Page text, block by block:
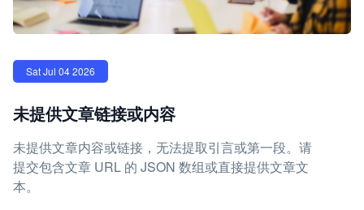
Sat Jul 04 2026
未提供文章链接或内容
未提供文章内容或链接，无法提取引言或第一段。请
提交包含文章 URL 的 JSON 数组或直接提供文章文
本。